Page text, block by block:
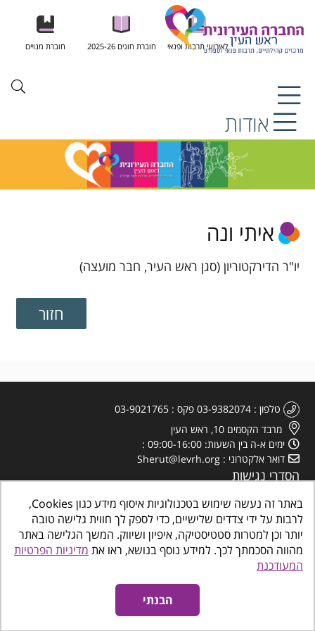
לאירועי תרבות ופנאי חוברת חוגים 2025-26 חוברת מנויים
אודות
איתי ונה
יו"ר הדירקטוריון (סגן ראש העיר, חבר מועצה)
טלפון 03-9382074 פקס
03-9021765
מרבד הקסמים 10, ראש העין
ימים א-ה בין השעות: 09:00-16:00
דואר אלקטרוני
Sherut@levrh.org
הסדרי נגישות
אינטרדיל בניית אתרים לעסקים נגישות אתרים
באתר זה נעשה שימוש בטכנולוגיות איסוף מידע כגון Cookies,
לרבות על ידי צדדים שלישיים, כדי לספק לך חווית גלישה טובה
יותר וכן למטרות סטטיסטיקה, איפיון ושיווק. המשך הגלישה באתר
מהווה הסכמתך לכך. למידע נוסף בנושא, ראו את מדיניות הפרטיות
המעודכנת
הבנתי